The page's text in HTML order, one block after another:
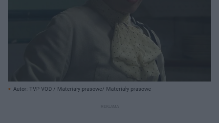
Autor: TVP VOD / Materiały prasowe/ Materiały prasowe